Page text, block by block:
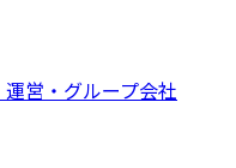
運営・グループ会社